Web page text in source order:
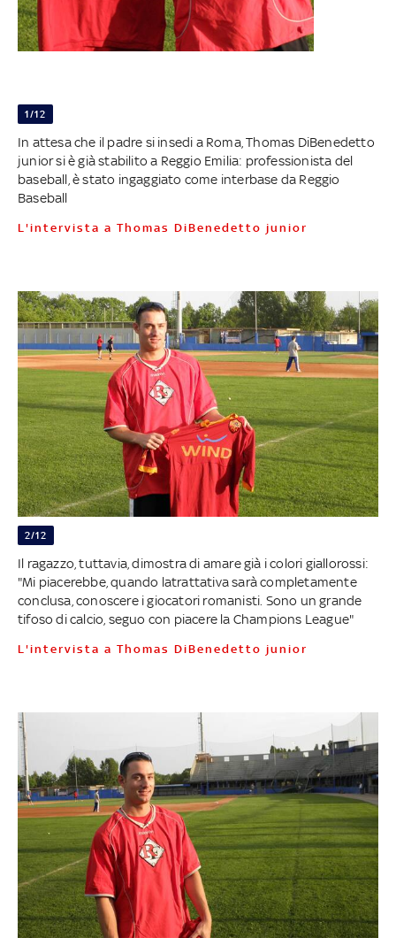
1/12
In attesa che il padre si insedi a Roma, Thomas DiBenedetto
junior si è già stabilito a Reggio Emilia: professionista del
baseball, è stato ingaggiato come interbase da Reggio
Baseball
L'intervista a Thomas DiBenedetto junior
2/12
Il ragazzo, tuttavia, dimostra di amare già i colori giallorossi:
"Mi piacerebbe, quando latrattativa sarà completamente
conclusa, conoscere i giocatori romanisti. Sono un grande
tifoso di calcio, seguo con piacere la Champions League"
L'intervista a Thomas DiBenedetto junior